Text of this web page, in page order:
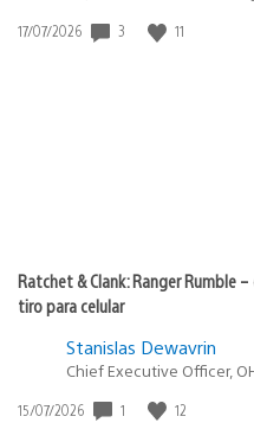
Data
17/07/2026 3 11
Ratchet & Clank: Ranger Rumble
tiro para celular
Stanislas Dewavrin
Chief Executive Officer,
Data
15/07/2026 1 12